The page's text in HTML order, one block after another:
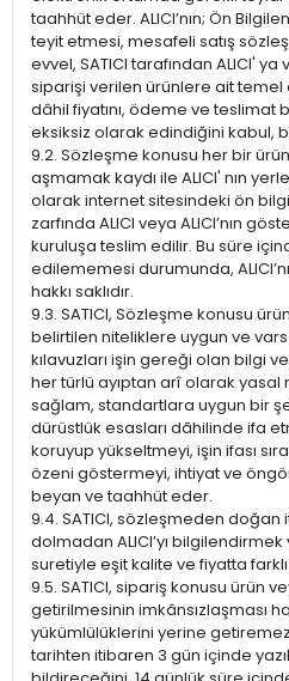
taahhüt eder. ALICI’nın; Ön
teyit etmesi, mesafeli satış
evvel, SATICI tarafından ALICI'
siparişi verilen ürünlere ait
dâhil fiyatını, ödeme ve teslimat
eksiksiz olarak edindiğini kabul,
9.2. Sözleşme konusu her bir
aşmamak kaydı ile ALICI' nın
olarak internet sitesindeki ön
zarfında ALICI veya ALICI’nın
kuruluşa teslim edilir. Bu süre
edilememesi durumunda,
hakkı saklıdır.
9.3. SATICI, Sözleşme konusu
belirtilen niteliklere uygun ve
kılavuzları işin gereği olan bilgi
her türlü ayıptan arî olarak
sağlam, standartlara uygun bir
dürüstlük esasları dâhilinde ifa
koruyup yükseltmeyi, işin ifası
özeni göstermeyi, ihtiyat ve
beyan ve taahhüt eder.
9.4. SATICI, sözleşmeden
dolmadan ALICI’yı bilgilendirmek
suretiyle eşit kalite ve fiyatta
9.5. SATICI, sipariş konusu ürün
getirilmesinin imkânsızlaşması
yükümlülüklerini yerine
tarihten itibaren 3 gün içinde